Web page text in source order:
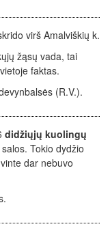
virš Amalviškių k.
žąsų vada, tai
faktas.
(R.V.).
didžiųjų kuolingų
Tokio dydžio
dar nebuvo